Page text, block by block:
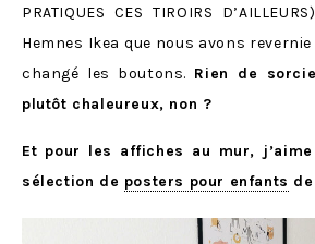
PRATIQUES CES TIROIRS
Hemnes Ikea que nous avons
changé les boutons. Rien de
plutôt chaleureux, non ?
Et pour les affiches au mur,
sélection de posters pour enfants